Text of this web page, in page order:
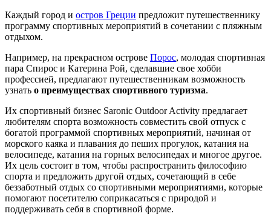
Каждый город и остров Греции предложит путешественнику
программу спортивных мероприятий в сочетании с пляжным
отдыхом.
Например, на прекрасном острове Порос, молодая спортивная
пара Спирос и Катерина Рой, сделавшие свое хобби
профессией, предлагают путешественникам возможность
узнать о преимуществах спортивного туризма.
Их спортивный бизнес Saronic Outdoor Activity предлагает
любителям спорта возможность совместить свой отпуск с
богатой программой спортивных мероприятий, начиная от
морского каяка и плавания до пеших прогулок, катания на
велосипеде, катания на горных велосипедах и многое другое.
Их цель состоит в том, чтобы распространить философию
спорта и предложить другой отдых, сочетающий в себе
беззаботный отдых со спортивными мероприятиями, которые
помогают посетителю соприкасаться с природой и
поддерживать себя в спортивной форме.